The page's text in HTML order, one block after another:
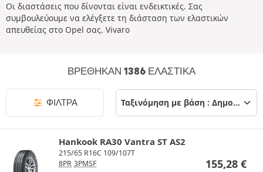
Οι διαστάσεις που δίνονται είναι ενδεικτικές. Σας
συμβουλεύουμε να ελέγξετε τη διάσταση των ελαστικών
απευθείας στο Opel σας. Vivaro
ΒΡΈΘΗΚΑΝ 1386 ΕΛΑΣΤΙΚΆ
ΦΊΛΤΡΑ
Hankook RA30 Vantra ST AS2
215/65 R16C 109/107T
8PR 3PMSF 155,28 €